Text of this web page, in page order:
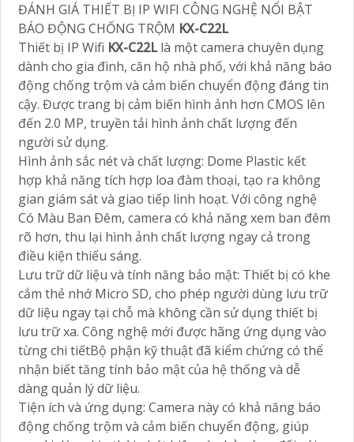
ĐÁNH GIÁ THIẾT BỊ IP WIFI CÔNG NGHỆ NỔI BẬT
BÁO ĐỘNG CHỐNG TRỘM KX-C22L
Thiết bị IP Wifi KX-C22Llà một camera chuyên dụng
dành cho gia đình, căn hộ nhà phố, với khả năng báo
động chống trộm và cảm biến chuyển động đáng tin
cậy. Được trang bị cảm biến hình ảnh hơn CMOS lên
đến 2.0 MP, truyền tải hình ảnh chất lượng đến
người sử dụng.
Hình ảnh sắc nét và chất lượng: Dome Plastic kết
hợp khả năng tích hợp loa đàm thoại, tạo ra không
gian giám sát và giao tiếp linh hoạt. Với công nghệ
Có Màu Ban Ðêm, camera có khả năng xem ban đêm
rõ hơn, thu lại hình ảnh chất lượng ngay cả trong
điều kiện thiếu sáng.
Lưu trữ dữ liệu và tính năng bảo mật: Thiết bị có khe
cắm thẻ nhớ Micro SD, cho phép người dùng lưu trữ
dữ liệu ngay tại chỗ mà không cần sử dụng thiết bị
lưu trữ xa. Công nghệ mới được hãng ứng dụng vào
từng chi tiếtBộ phận kỹ thuật đã kiểm chứng có thể
nhận biết tăng tính bảo mật của hệ thống và dễ
dàng quản lý dữ liệu.
Tiện ích và ứng dụng: Camera này có khả năng báo
động chống trộm và cảm biến chuyển động, giúp